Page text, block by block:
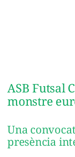
ASB Futsal
monstre
Una
presència